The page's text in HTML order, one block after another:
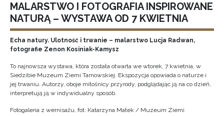
MALARSTWO I FOTOGRAFIA INSPIROWANE
NATURĄ – WYSTAWA OD 7 KWIETNIA
Echa natury. Ulotność i trwanie – malarstwo Lucja Radwan,
fotografie Zenon Kosiniak-Kamysz
To najnowsza wystawa, która została otwarta we wtorek, 7 kwietnia, w
Siedzibie Muzeum Ziemi Tarnowskiej. Ekspozycja opowiada o naturze i
jej trwaniu. Autorzy, oboje miłośnicy przyrody, podglądając ją na co dzień,
interpretują ją w indywidualny sposób.
Fotogaleria z wernisażu, fot: Katarzyna Małek / Muzeum Ziemi